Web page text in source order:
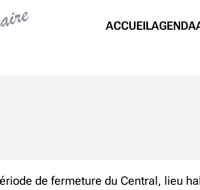
ACCUEILAGENDA
de fermeture du Central, lieu